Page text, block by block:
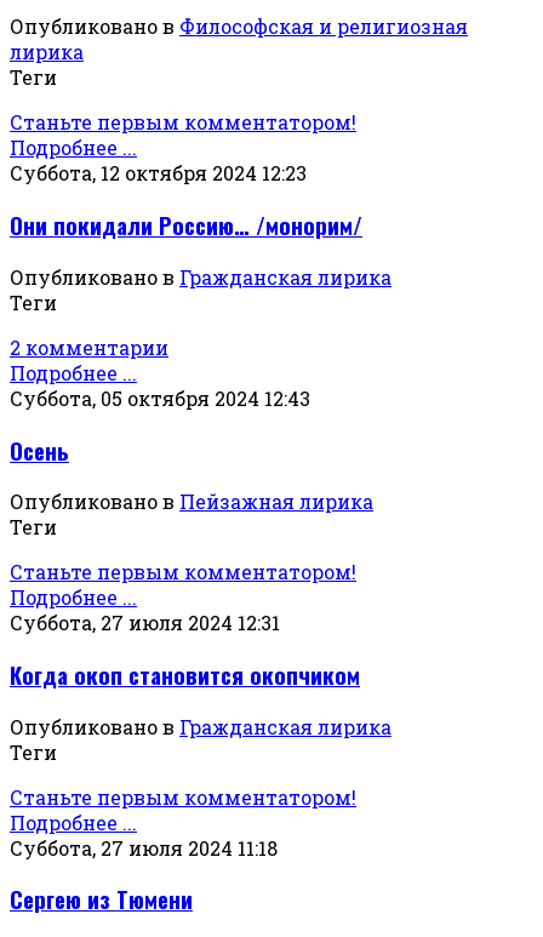
Опубликовано в Философская и религиозная
лирика
Теги
Станьте первым комментатором!
Подробнее ...
Суббота, 12 октября 2024 12:23
Они покидали Россию… /монорим/
Опубликовано в Гражданская лирика
Теги
2 комментарии
Подробнее ...
Суббота, 05 октября 2024 12:43
Осень
Опубликовано в Пейзажная лирика
Теги
Станьте первым комментатором!
Подробнее ...
Суббота, 27 июля 2024 12:31
Когда окоп становится окопчиком
Опубликовано в Гражданская лирика
Теги
Станьте первым комментатором!
Подробнее ...
Суббота, 27 июля 2024 11:18
Сергею из Тюмени